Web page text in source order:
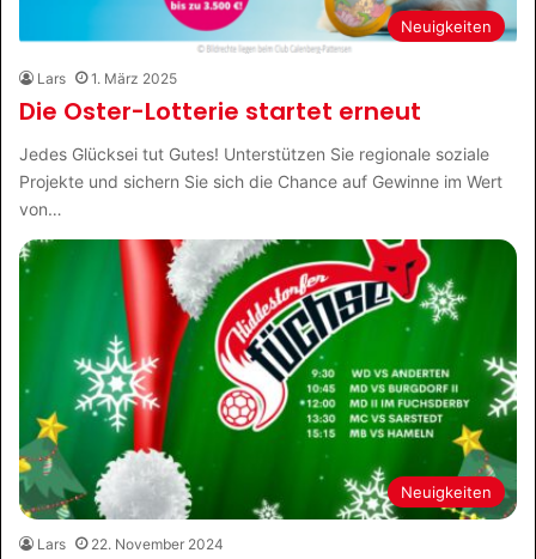
Neuigkeiten
Lars 1. März 2025
Die Oster-Lotterie startet erneut
Jedes Glücksei tut Gutes! Unterstützen Sie regionale soziale
Projekte und sichern Sie sich die Chance auf Gewinne im Wert
von…
Neuigkeiten
Lars 22. November 2024